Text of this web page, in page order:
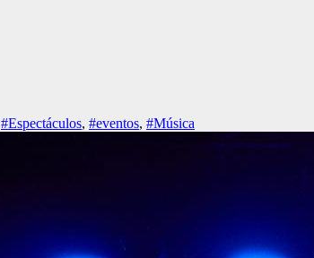
#Espectáculos, #eventos, #Música